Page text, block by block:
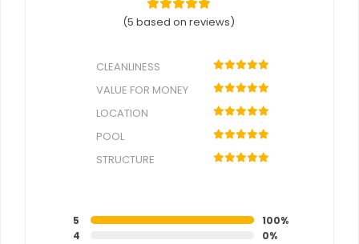
(5 based on reviews)
CLEANLINESS
VALUE FOR MONEY
LOCATION
POOL
STRUCTURE
5
100%
4
0%